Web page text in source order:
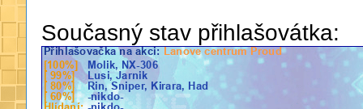
Současný stav přihlašovátka: